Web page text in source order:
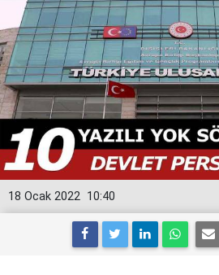
10:40
18 Ocak 2022